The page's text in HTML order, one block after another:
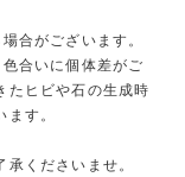
合がございます。
合いに個体差がご
たヒビや石の生成時
す。
くださいませ。